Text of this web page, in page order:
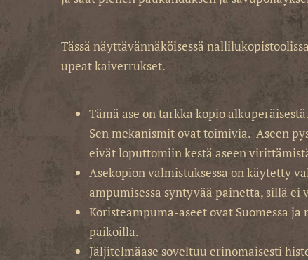
Tässä näyttävännäköisessä
upeat kaiverrukset.
Tämä ase on tarkka kopio
Sen mekanismit ovat toimivia. Aseen
eivät loputtomiin kestä aseen
Asekopion valmistuksessa on käytetty
ampumisessa syntyvää painetta, sillä
Koristeampuma-aseet ovat Suomessa
paikoilla.
Jäljitelmäase soveltuu erinomaisesti